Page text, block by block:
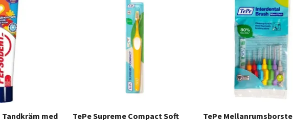
med
TePe Supreme Compact Soft
TePe Mellanrumsborste